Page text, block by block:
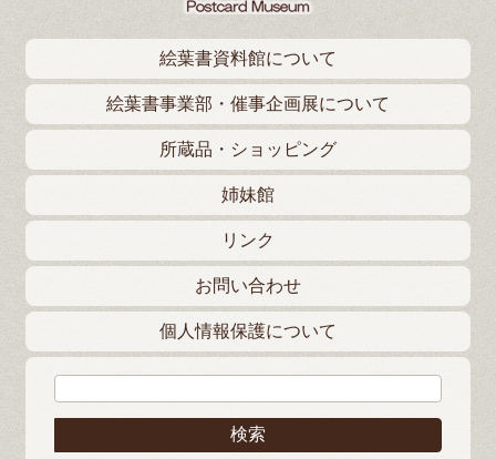
絵葉書資料館について
絵葉書事業部・催事企画展について
所蔵品・ショッピング
姉妹館
リンク
お問い合わせ
個人情報保護について